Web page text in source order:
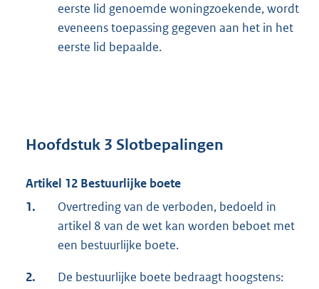
eerste lid genoemde woningzoekende, wordt
eveneens toepassing gegeven aan het in het
eerste lid bepaalde.
Hoofdstuk 3 Slotbepalingen
Artikel 12 Bestuurlijke boete
1.
Overtreding van de verboden, bedoeld in
artikel 8 van de wet kan worden beboet met
een bestuurlijke boete.
2. De bestuurlijke boete bedraagt hoogstens: